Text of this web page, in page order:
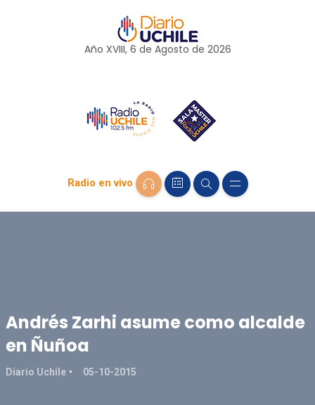
Año XVIII, 6 de Agosto de 2026
Radio en vivo
Andrés Zarhi asume como alcalde
en Ñuñoa
Diario Uchile 05-10-2015